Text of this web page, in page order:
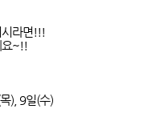
시라면!!!
요~!!
), 9일(수)